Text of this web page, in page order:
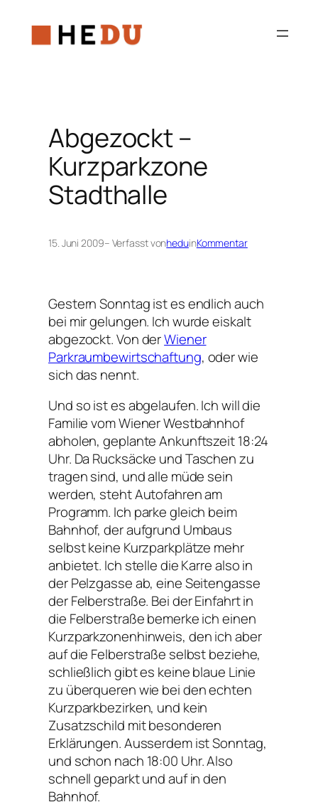
Inhalt
springen
Abgezockt –
Kurzparkzone
Stadthalle
15. Juni 2009– Verfasst vonheduinKommentar
Gestern Sonntag ist es endlich auch
bei mir gelungen. Ich wurde eiskalt
abgezockt. Von derWiener
Parkraumbewirtschaftung, oder wie
sich das nennt.
Und so ist es abgelaufen. Ich will die
Familie vom Wiener Westbahnhof
abholen, geplante Ankunftszeit 18:24
Uhr. Da Rucksäcke und Taschen zu
tragen sind, und alle müde sein
werden, steht Autofahren am
Programm. Ich parke gleich beim
Bahnhof, der aufgrund Umbaus
selbst keine Kurzparkplätze mehr
anbietet. Ich stelle die Karre also in
der Pelzgasse ab, eine Seitengasse
der Felberstraße. Bei der Einfahrt in
die Felberstraße bemerke ich einen
Kurzparkzonenhinweis, den ich aber
auf die Felberstraße selbst beziehe,
schließlich gibt es keine blaue Linie
zu überqueren wie bei den echten
Kurzparkbezirken, und kein
Zusatzschild mit besonderen
Erklärungen. Ausserdem ist Sonntag,
und schon nach 18:00 Uhr. Also
schnell geparkt und auf in den
Bahnhof.